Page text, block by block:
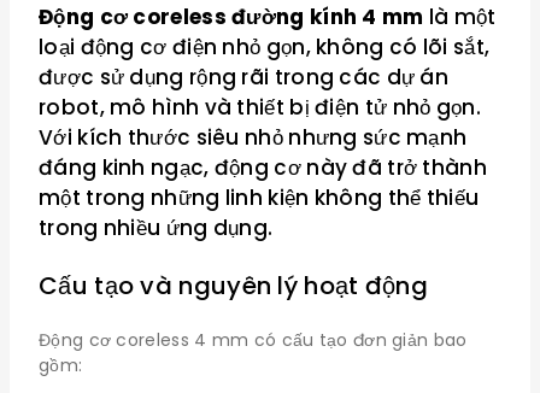
Động cơ coreless đường kính 4 mm là một
loại động cơ điện nhỏ gọn, không có lõi sắt,
được sử dụng rộng rãi trong các dự án
robot, mô hình và thiết bị điện tử nhỏ gọn.
Với kích thước siêu nhỏ nhưng sức mạnh
đáng kinh ngạc, động cơ này đã trở thành
một trong những linh kiện không thể thiếu
trong nhiều ứng dụng.
Cấu tạo và nguyên lý hoạt động
Động cơ coreless 4 mm có cấu tạo đơn giản bao
gồm: